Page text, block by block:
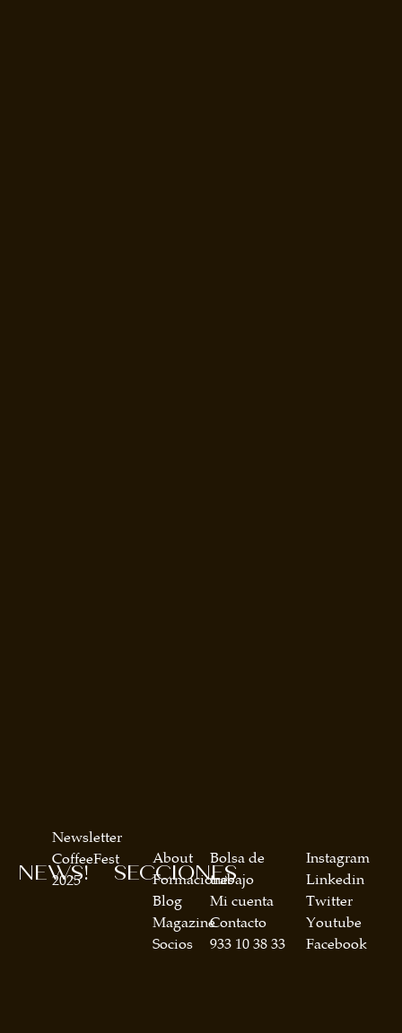
SECCIONES
About
Formaciones
Blog
Magazine
Socios
Bolsa de
trabajo
Mi cuenta
Contacto
933 10 38 33
NEWS!
Newsletter
CoffeeFest
2025
Instagram
Linkedin
Twitter
Youtube
Facebook